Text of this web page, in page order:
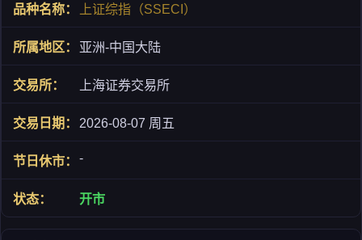
上证综指（SSECI）
亚洲-中国大陆
上海证券交易所
2026-08-07 周五
-
开市